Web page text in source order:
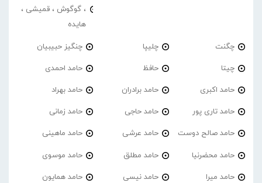
، گوگوش ، قمیشی ،
هایده
چگنت چلیپا چنگیز حبیبیان
چیتا حافظ حامد احمدی
حامد اکبری حامد برادران حامد بهراد
حامد تاری پور حامد حاجی حامد زمانی
حامد صالح دوست حامد عرشی حامد ماهینی
حامد محضرنیا حامد مطلق حامد موسوی
حامد میرا حامد نیسی حامد همایون